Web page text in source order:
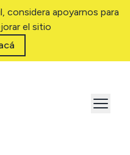
apoyarnos para
el sitio